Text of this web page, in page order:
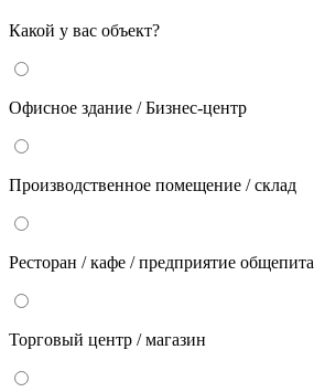
Какой у вас объект?
Офисное здание / Бизнес-центр
Производственное помещение / склад
Ресторан / кафе / предприятие общепита
Торговый центр / магазин